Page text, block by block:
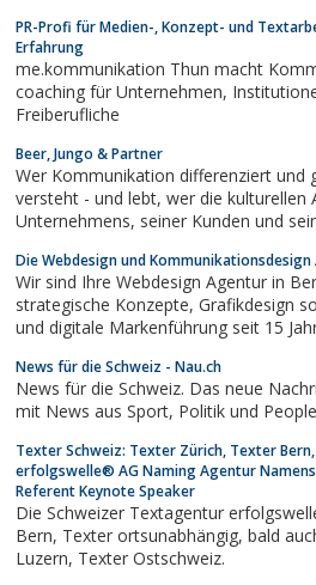
PR-Profi für Medien-, Konzept- und
Erfahrung
me.kommunikation Thun macht
coaching für Unternehmen, Institutionen, Schulen und
Freiberufliche
Beer, Jungo & Partner
Wer Kommunikation differenziert und
versteht - und lebt, wer die kulturellen Aspekte seines
Unternehmens, seiner Kunden und seines Umfelds foerdert und
Die Webdesign und
Wir sind Ihre Webdesign Agentur in
strategische Konzepte, Grafikdesign so wie Corporate Design
und digitale Markenführung seit 15
News für die Schweiz - Nau.ch
News für die Schweiz. Das neue
mit News aus Sport, Politik und
Texter Schweiz: Texter Zürich, Texter
erfolgswelle® AG Naming Agentur
Referent Keynote Speaker
Die Schweizer Textagentur erfolgswelle:
Bern, Texter ortsunabhängig, bald auch Texter Basel, Texter
Luzern, Texter Ostschweiz.